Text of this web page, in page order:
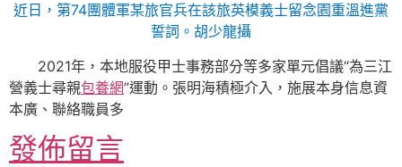
近日，第74團體軍某旅官兵在該旅英模義士留念園重溫進黨
誓詞。 胡少龍攝
2021年，本地服役甲士事務部分等多家單元倡議“為三江
營義士尋親包養網”運動。張明海積極介入，施展本身信息資
本廣、聯絡職員多
發佈留言